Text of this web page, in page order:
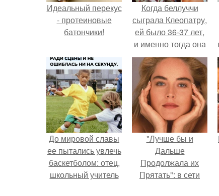
Идеальный перекус
- протеиновые
батончики!
Когда беллуччи
сыграла Клеопатру,
ей было 36-37 лет,
и именно тогда она
находилась на
вершине карьеры.
До мировой славы
ее пытались увлечь
баскетболом: отец,
школьный учитель
"Лучше бы и
Дальше
Продолжала их
Прятать": в сети